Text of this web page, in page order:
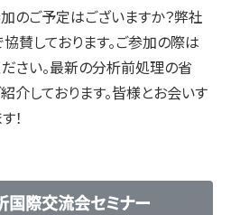
のご予定はございますか？弊社
賛しております。ご参加の際は
さい。最新の分析前処理の省
介しております。皆様とお会いす
！
際交流会セミナー